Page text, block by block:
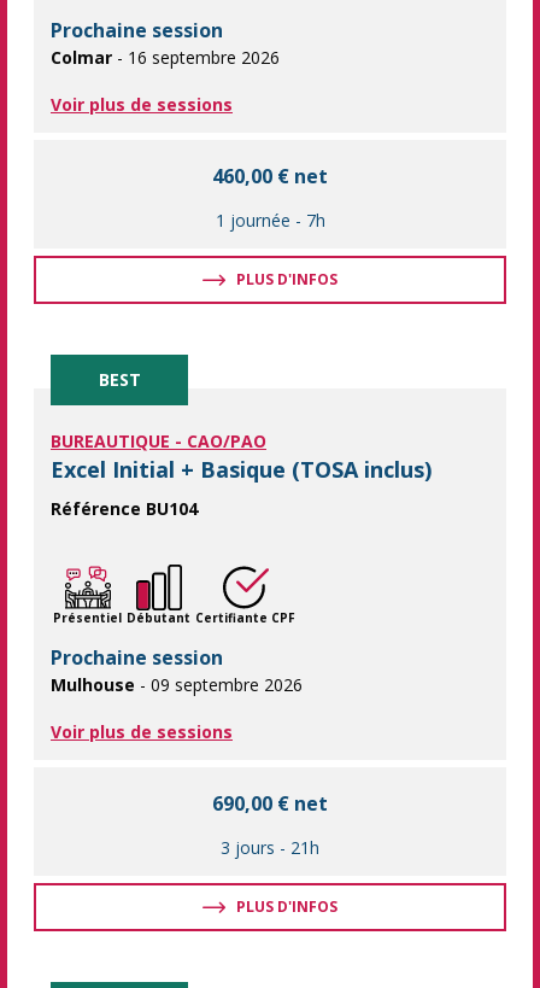
Prochaine session
Colmar - 16 septembre 2026
Voir plus de sessions
460,00 € net
1 journée - 7h
PLUS D'INFOS
BEST
BUREAUTIQUE - CAO/PAO
Excel Initial + Basique (TOSA inclus)
Référence BU104
Présentiel Débutant Certifiante CPF
Prochaine session
Mulhouse - 09 septembre 2026
Voir plus de sessions
690,00 € net
3 jours - 21h
PLUS D'INFOS